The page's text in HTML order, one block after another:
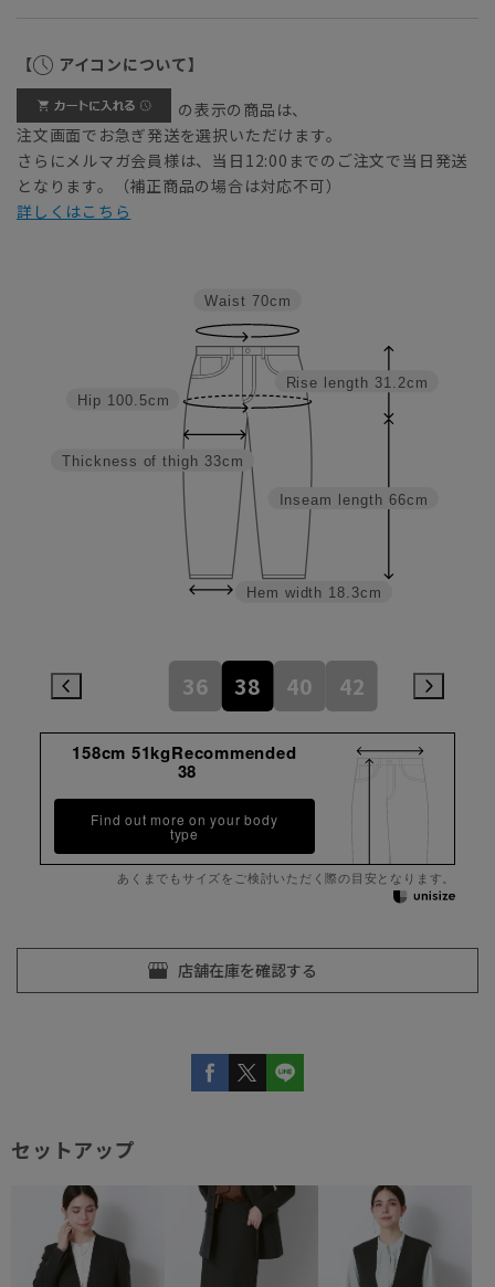
【 アイコンについて】
の表示の商品は、
注文画面でお急ぎ発送を選択いただけます。
さらにメルマガ会員様は、当日12:00までのご注文で当日発送
となります。（補正商品の場合は対応不可）
詳しくはこちら
Inseam length 66cm
Rise length 31.2cm
Hem width 18.3cm
Thickness of thigh 33cm
Hip 100.5cm
Waist 70cm
36 38 40 42
158cm 51kgRecommended
38
Find out more on your body
type
あくまでもサイズをご検討いただく際の目安となります。
セットアップ